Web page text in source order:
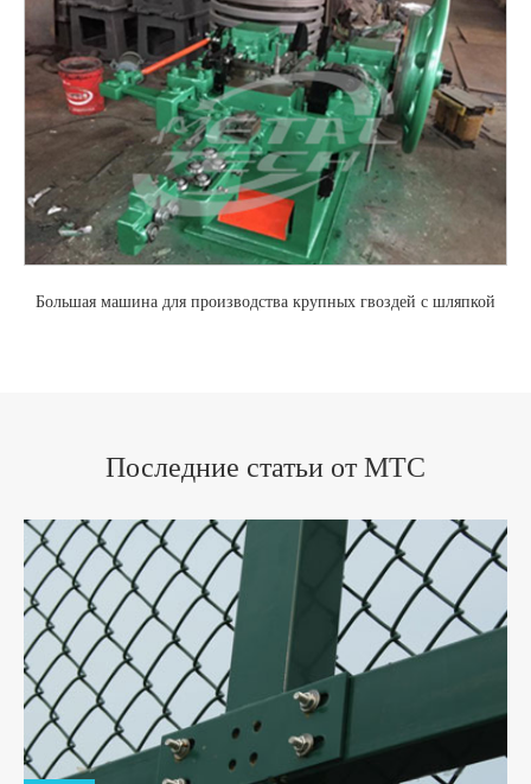
Большая машина для производства крупных гвоздей с шляпкой
Последние статьи от MTC